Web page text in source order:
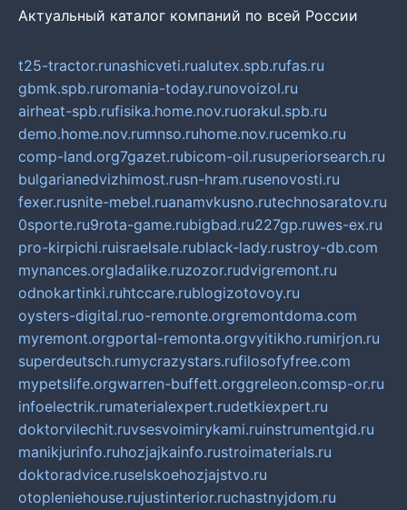
Актуальный каталог компаний по всей России
t25-tractor.runashicveti.rualutex.spb.rufas.ru
gbmk.spb.ruromania-today.runovoizol.ru
airheat-spb.rufisika.home.nov.ruorakul.spb.ru
demo.home.nov.rumnso.ruhome.nov.rucemko.ru
comp-land.org7gazet.rubicom-oil.rusuperiorsearch.ru
bulgarianedvizhimost.rusn-hram.rusenovosti.ru
fexer.rusnite-mebel.ruanamvkusno.rutechnosaratov.ru
0sporte.ru9rota-game.rubigbad.ru227gp.ruwes-ex.ru
pro-kirpichi.ruisraelsale.rublack-lady.rustroy-db.com
mynances.orgladalike.ruzozor.rudvigremont.ru
odnokartinki.ruhtccare.rublogizotovoy.ru
oysters-digital.ruo-remonte.orgremontdoma.com
myremont.orgportal-remonta.orgvyitikho.rumirjon.ru
superdeutsch.rumycrazystars.rufilosofyfree.com
mypetslife.orgwarren-buffett.orggreleon.comsp-or.ru
infoelectrik.rumaterialexpert.rudetkiexpert.ru
doktorvilechit.ruvsesvoimirykami.ruinstrumentgid.ru
manikjurinfo.ruhozjajkainfo.rustroimaterials.ru
doktoradvice.ruselskoehozjajstvo.ru
otopleniehouse.rujustinterior.ruchastnyjdom.ru